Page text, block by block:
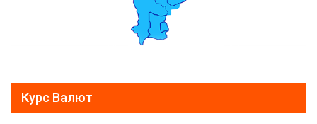
Курс Валют